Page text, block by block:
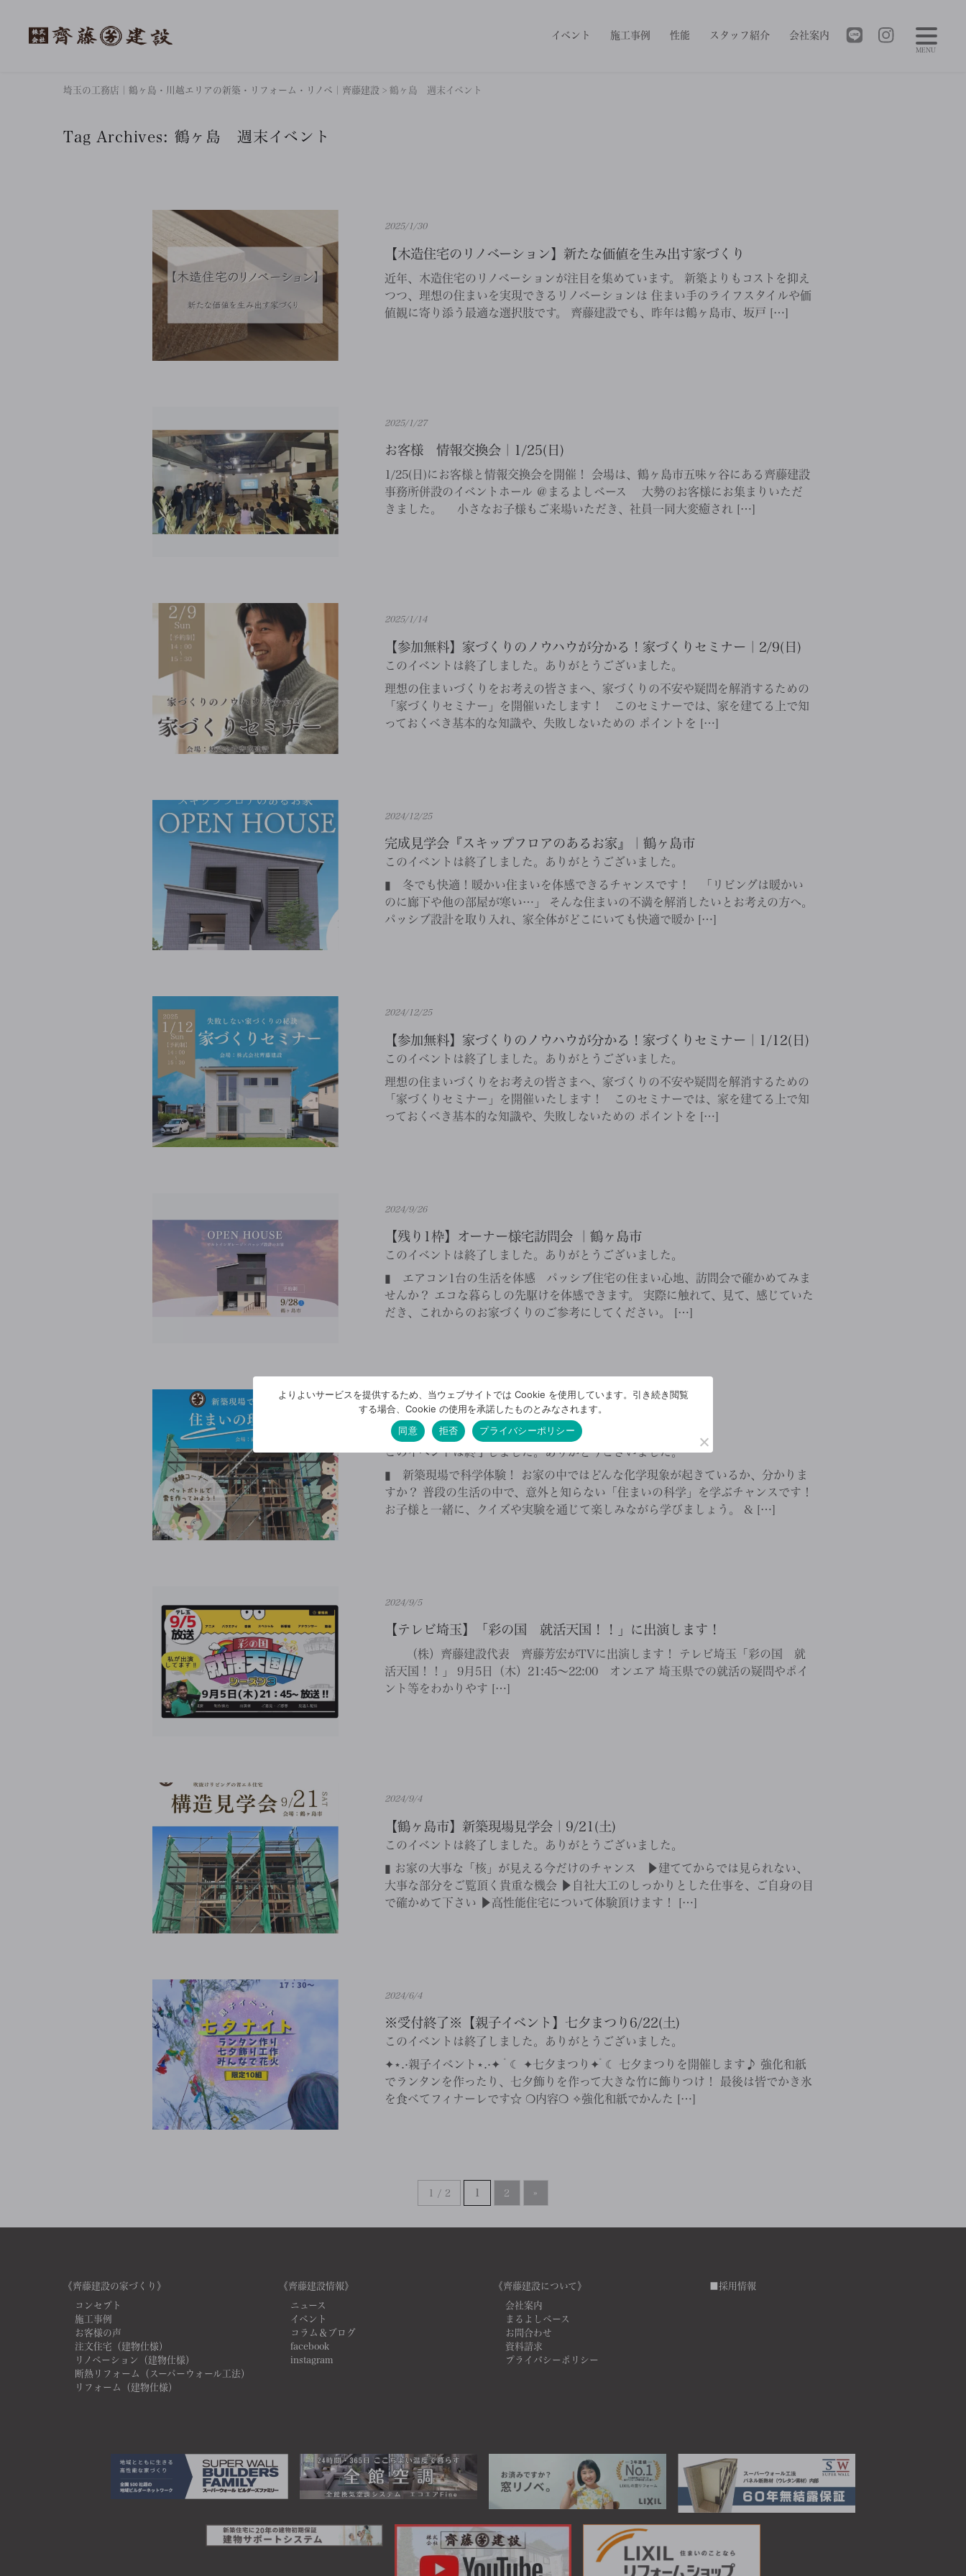
イベント 施工事例 性能 スタッフ紹介 会社案内
埼玉の工務店｜鶴ヶ島・川越エリアの新築・リフォーム・リノベ｜齊藤建設 > 鶴ヶ島 週末イベント
Tag Archives: 鶴ヶ島 週末イベント
2025/1/30
【木造住宅のリノベーション】新たな価値を生み出す家づくり
近年、木造住宅のリノベーションが注目を集めています。 新築よりもコストを抑え
つつ、理想の住まいを実現できるリノベーションは 住まい手のライフスタイルや価
値観に寄り添う最適な選択肢です。 齊藤建設でも、昨年は鶴ヶ島市、坂戸 […]
2025/1/27
お客様 情報交換会｜1/25(日)
1/25(日)にお客様と情報交換会を開催！ 会場は、鶴ヶ島市五味ヶ谷にある齊藤建設
事務所併設のイベントホール ＠まるよしベース 大勢のお客様にお集まりいただ
きました。 小さなお子様もご来場いただき、社員一同大変癒され […]
2025/1/14
【参加無料】家づくりのノウハウが分かる！家づくりセミナー｜2/9(日)
このイベントは終了しました。ありがとうございました。
理想の住まいづくりをお考えの皆さまへ、家づくりの不安や疑問を解消するための
「家づくりセミナー」を開催いたします！ このセミナーでは、家を建てる上で知
っておくべき基本的な知識や、失敗しないための ポイントを […]
2024/12/25
完成見学会『スキップフロアのあるお家』｜鶴ヶ島市
このイベントは終了しました。ありがとうございました。
▮ 冬でも快適！暖かい住まいを体感できるチャンスです！ 「リビングは暖かい
のに廊下や他の部屋が寒い…」 そんな住まいの不満を解消したいとお考えの方へ。
パッシブ設計を取り入れ、家全体がどこにいても快適で暖か […]
2024/12/25
【参加無料】家づくりのノウハウが分かる！家づくりセミナー｜1/12(日)
このイベントは終了しました。ありがとうございました。
理想の住まいづくりをお考えの皆さまへ、家づくりの不安や疑問を解消するための
「家づくりセミナー」を開催いたします！ このセミナーでは、家を建てる上で知
っておくべき基本的な知識や、失敗しないための ポイントを […]
2024/9/26
【残り1枠】オーナー様宅訪問会 ｜鶴ヶ島市
このイベントは終了しました。ありがとうございました。
▮ エアコン1台の生活を体感 パッシブ住宅の住まい心地、訪問会で確かめてみま
せんか？ エコな暮らしの先駆けを体感できます。 実際に触れて、見て、感じていた
だき、これからのお家づくりのご参考にしてください。 […]
2024/9/12
【お子様歓迎】新築現場で住まいの理科教室｜鶴ヶ島市
このイベントは終了しました。ありがとうございました。
▮ 新築現場で科学体験！ お家の中ではどんな化学現象が起きているか、分かりま
すか？ 普段の生活の中で、意外と知らない「住まいの科学」を学ぶチャンスです！
お子様と一緒に、クイズや実験を通じて楽しみながら学びましょう。 & […]
2024/9/5
【テレビ埼玉】「彩の国 就活天国！！」に出演します！
（株）齊藤建設代表 齊藤芳宏がTVに出演します！ テレビ埼玉「彩の国 就
活天国！！」 9月5日（木）21:45～22:00 オンエア 埼玉県での就活の疑問やポイ
ント等をわかりやす […]
2024/9/4
【鶴ヶ島市】新築現場見学会｜9/21(土)
このイベントは終了しました。ありがとうございました。
▮ お家の大事な「核」が見える今だけのチャンス ▶建ててからでは見られない、
大事な部分をご覧頂く貴重な機会 ▶自社大工のしっかりとした仕事を、ご自身の目
で確かめて下さい ▶高性能住宅について体験頂けます！ […]
2024/6/4
※受付終了※【親子イベント】七夕まつり6/22(土)
このイベントは終了しました。ありがとうございました。
✦⋆.·親子イベント⋆.·✦ ﾟ☾ ✦七夕まつり✦ﾟ☾ 七夕まつりを開催します♪ 強化和紙
でランタンを作ったり、七夕飾りを作って大きな竹に飾りつけ！ 最後は皆でかき氷
を食べてフィナーレです☆ ❍内容❍ ✧強化和紙でかんた […]
1 / 2 2 »
MENU
《齊藤建設の家づくり》
コンセプト
施工事例
お客様の声
注文住宅（建物仕様）
リノベーション（建物仕様）
断熱リフォーム（スーパーウォール工法）
リフォーム（建物仕様）
《齊藤建設情報》
ニュース
イベント
コラム＆ブログ
facebook
instagram
《齊藤建設について》
会社案内
まるよしベース
お問合わせ
資料請求
プライバシーポリシー
■採用情報
よりよいサービスを提供するため、当ウェブサイトでは Cookie を使用しています。引き続き閲覧
する場合、Cookie の使用を承諾したものとみなされます。
同意
拒否 プライバシーポリシー